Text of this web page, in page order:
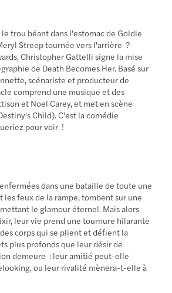
trou béant dans l'estomac de Goldie
Streep tournée vers l'arrière ?
Christopher Gattelli signe la mise
de Death Becomes Her. Basé sur
scénariste et producteur de
comprend une musique et des
et Noel Carey, et met en scène
Child). C'est la comédie
pour voir !
dans une bataille de toute une
les feux de la rampe, tombent sur une
le glamour éternel. Mais alors
leur vie prend une tournure hilarante
corps qui se plient et défient la
plus profonds que leur désir de
demeure : leur amitié peut-elle
ou leur rivalité mènera-t-elle à